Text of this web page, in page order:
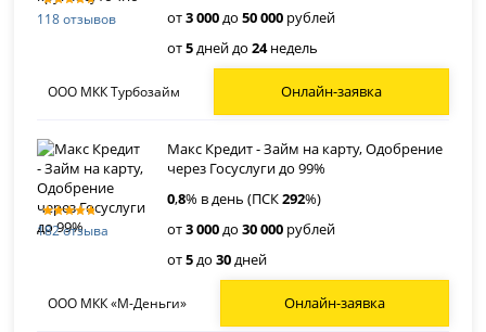
118 отзывов
от3 000до50 000 рублей
от5дней до24недель
ООО МКК Турбозайм Онлайн-заявка
182 отзыва
Макс Кредит - Займ на карту, Одобрение
через Госуслуги до 99%
0,8% в день (ПСК292%)
от3 000до30 000 рублей
от5до30дней
ООО МКК «М-Деньги» Онлайн-заявка